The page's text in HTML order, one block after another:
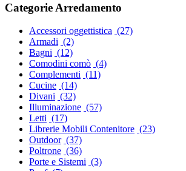
Categorie Arredamento
Accessori oggettistica (27)
Armadi (2)
Bagni (12)
Comodini comò (4)
Complementi (11)
Cucine (14)
Divani (32)
Illuminazione (57)
Letti (17)
Librerie Mobili Contenitore (23)
Outdoor (37)
Poltrone (36)
Porte e Sistemi (3)